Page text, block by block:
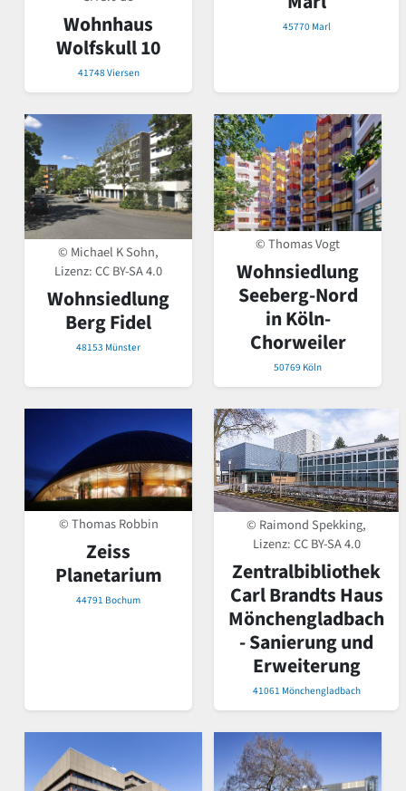
Wohnhaus
Wolfskull 10
41748 Viersen
45770 Marl
© Michael K Sohn,
Lizenz:CC BY-SA 4.0
Wohnsiedlung
Berg Fidel
48153 Münster
© Thomas Vogt
Wohnsiedlung
Seeberg-Nord
in Köln-
Chorweiler
50769 Köln
© Thomas Robbin
Zeiss
Planetarium
44791 Bochum
© Raimond Spekking,
Lizenz:CC BY-SA 4.0
Zentralbibliothek
Carl Brandts Haus
Mönchengladbach
- Sanierung und
Erweiterung
41061 Mönchengladbach